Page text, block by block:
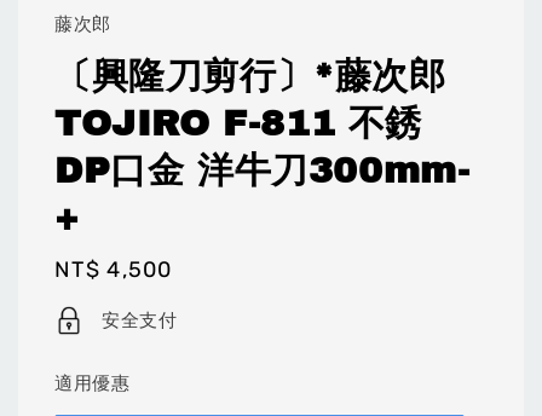
藤次郎
〔興隆刀剪行〕*藤次郎
TOJIRO F-811 不銹
DP口金 洋牛刀300mm-
+
Regular
price
NT$ 4,500
安全支付
適用優惠